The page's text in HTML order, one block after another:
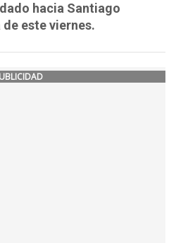
hacia Santiago
este viernes.